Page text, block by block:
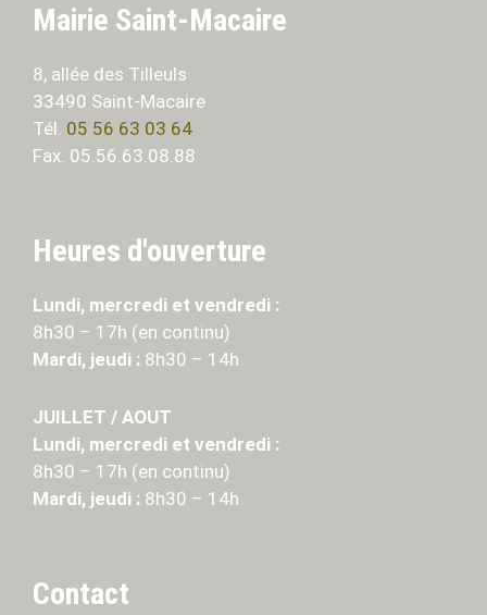
Mairie Saint-Macaire
8, allée des Tilleuls
33490 Saint-Macaire
Tél. 05 56 63 03 64
Fax. 05.56.63.08.88
Heures d'ouverture
Lundi, mercredi et vendredi :
8h30 – 17h (en continu)
Mardi, jeudi : 8h30 – 14h
JUILLET / AOUT
Lundi, mercredi et vendredi :
8h30 – 17h (en continu)
Mardi, jeudi : 8h30 – 14h
Contact